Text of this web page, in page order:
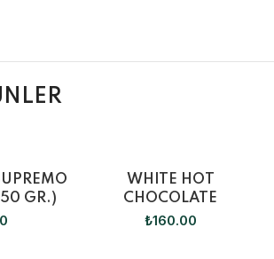
GR.)
WHITE HOT
CHOCOLATE
₺160.00